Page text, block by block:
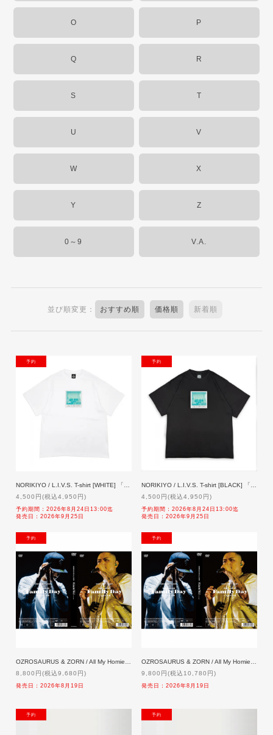
O P
Q R
S T
U V
W X
Y Z
0～9 V.A.
並び順変更： おすすめ順 価格順 新着順
NEW
NORIKIYO / L.I.V.S. T-shirt [WHITE] 「予約」 9/25発売
4,500円(税込4,950円)
予約期間：2026年8月24日13:00迄
発売日：2026年9月25日
NEW
NORIKIYO / L.I.V.S. T-shirt [BLACK] 「予約」 9/25発売
4,500円(税込4,950円)
予約期間：2026年8月24日13:00迄
発売日：2026年9月25日
NEW
OZROSAURUS & ZORN / All My Homies presents 'Family Day' at 日本武道館【通常盤】[DVD]「予約」8/19発売
8,800円(税込9,680円)
発売日：2026年8月19日
NEW
OZROSAURUS & ZORN / All My Homies presents 'Family Day' at 日本武道館【生産限定盤】[2DVD]「予約」8/19発売
9,800円(税込10,780円)
発売日：2026年8月19日
NEW NEW